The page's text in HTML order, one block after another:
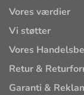
Vores værdier
Vi støtter
Vores
Retur &
Garanti &